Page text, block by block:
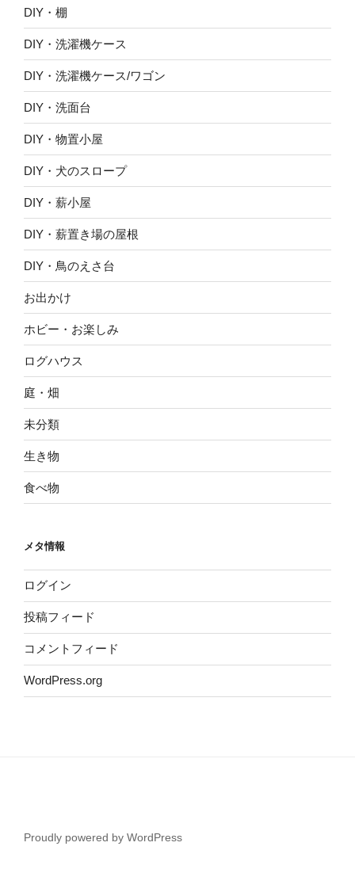
DIY・棚
DIY・洗濯機ケース
DIY・洗濯機ケース/ワゴン
DIY・洗面台
DIY・物置小屋
DIY・犬のスロープ
DIY・薪小屋
DIY・薪置き場の屋根
DIY・鳥のえさ台
お出かけ
ホビー・お楽しみ
ログハウス
庭・畑
未分類
生き物
食べ物
メタ情報
ログイン
投稿フィード
コメントフィード
WordPress.org
Proudly powered by WordPress